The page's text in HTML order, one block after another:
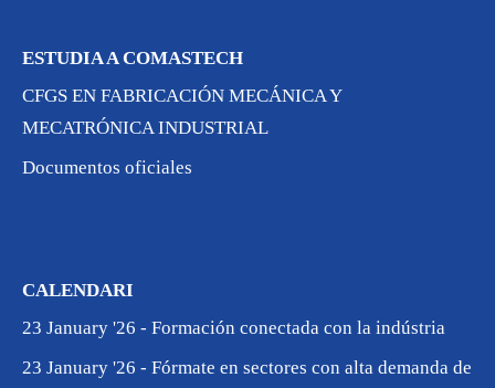
ESTUDIA A COMASTECH
CFGS EN FABRICACIÓN MECÁNICA Y
MECATRÓNICA INDUSTRIAL
Documentos oficiales
CALENDARI
23 January '26 - Formación conectada con la indústria
23 January '26 - Fórmate en sectores con alta demanda de